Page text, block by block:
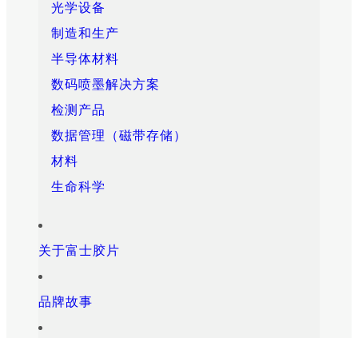
光学设备
制造和生产
半导体材料
数码喷墨解决方案
检测产品
数据管理（磁带存储）
材料
生命科学
关于富士胶片
品牌故事